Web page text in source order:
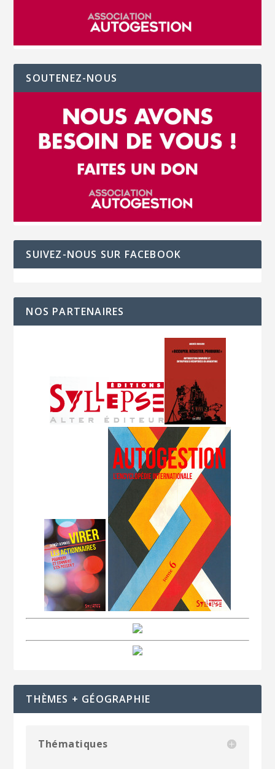
SOUTENEZ-NOUS
SUIVEZ-NOUS SUR FACEBOOK
NOS PARTENAIRES
THÈMES + GÉOGRAPHIE
Thématiques